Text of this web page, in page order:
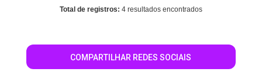
Total de registros: 4 resultados encontrados
COMPARTILHAR REDES SOCIAIS